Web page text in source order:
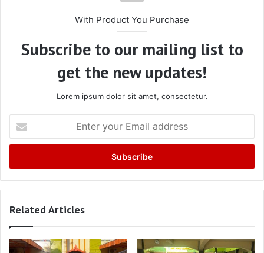
With Product You Purchase
Subscribe to our mailing list to
get the new updates!
Lorem ipsum dolor sit amet, consectetur.
your
Email
Related Articles